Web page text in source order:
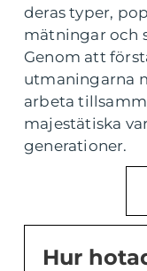
deras typer,
mätningar och
Genom att
utmaningarna
arbeta
majestätiska
generationer.
Hur